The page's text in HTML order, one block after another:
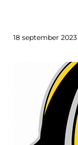
18 september 2023